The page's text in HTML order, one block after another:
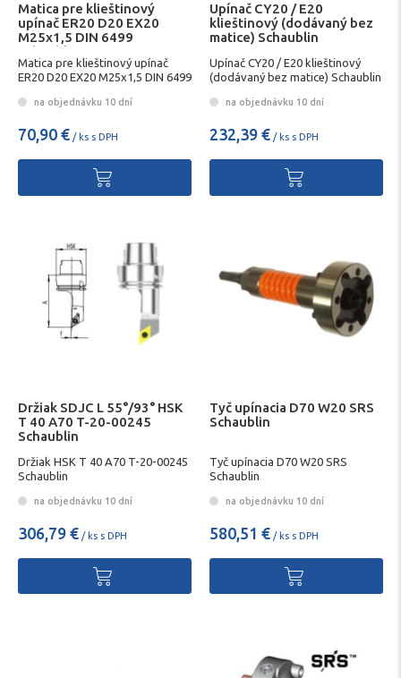
Matica pre klieštinový
upínač ER20 D20 EX20
M25x1,5 DIN 6499
Schaublin
Matica pre klieštinový upínač
ER20 D20 EX20 M25x1,5 DIN 6499
na objednávku 10 dní
70,90 € / ks s DPH
Upínač CY20 / E20
klieštinový (dodávaný bez
matice) Schaublin
Upínač CY20 / E20 klieštinový
(dodávaný bez matice) Schaublin
na objednávku 10 dní
232,39 € / ks s DPH
Držiak SDJC L 55°/93° HSK
T 40 A70 T-20-00245
Schaublin
Držiak HSK T 40 A70 T-20-00245
Schaublin
na objednávku 10 dní
306,79 € / ks s DPH
Tyč upínacia D70 W20 SRS
Schaublin
Tyč upínacia D70 W20 SRS
Schaublin
na objednávku 10 dní
580,51 € / ks s DPH